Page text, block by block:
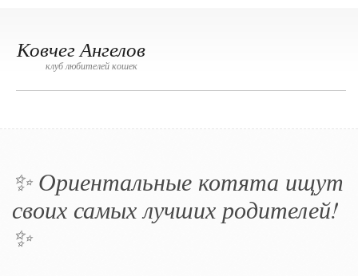
Ковчег Ангелов
клуб любителей кошек
✨ Ориентальные котята ищут
своих самых лучших родителей!
✨